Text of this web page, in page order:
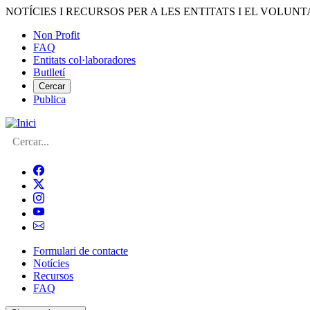
Vés
contingut
NOTÍCIES I RECURSOS PER A LES ENTITATS I EL
Menú
del
compte
d'usuari
Non Profit
FAQ
Entitats col·laboradores
Butlletí
Cercar
Publica
Cerca
Navegació
principal
de
Formulari de contacte
Notícies
Recursos
FAQ